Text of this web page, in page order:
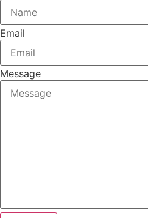
Email
Message